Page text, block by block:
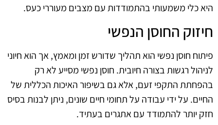
היא כלי משמעותי בהתמודדות עם מצבים מעוררי כעס.
חיזוק החוסן הנפשי
פיתוח חוסן נפשי הוא תהליך שדורש זמן ומאמץ, אך הוא חיוני
לניהול רגשות בצורה חיובית. חוסן נפשי מסייע לא רק
בהפחתת התקפי זעם, אלא גם בשיפור האיכות הכללית של
החיים. על ידי עבודה על תחומי חיים שונים, ניתן לבנות בסיס
חזק יותר להתמודד עם אתגרים בעתיד.